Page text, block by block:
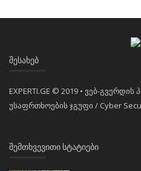
ᲨᲔᲡᲐᲮᲔᲑ
EXPERTI.GE © 2019 • ვებ-
უსაფრთხოების ჯგუფი / Cyber
ᲨᲔᲛᲗᲮᲕᲔᲕᲘᲗᲘ ᲡᲢᲐᲢᲘᲔᲑᲘ